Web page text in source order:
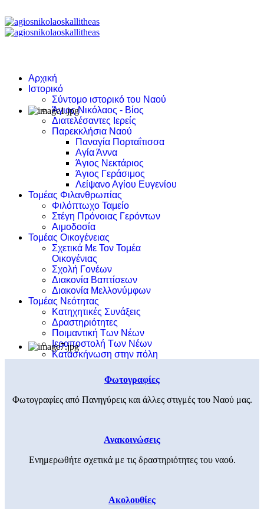
Αρχική
Ιστορικό
Σύντομο ιστορικό του Ναού
Άγιος Νικόλαος - Βίος
Διατελέσαντες Ιερείς
Παρεκκλήσια Ναού
Παναγία Πορταΐτισσα
Αγία Άννα
Άγιος Νεκτάριος
Άγιος Γεράσιμος
Λείψανο Αγίου Ευγενίου
Τομέας Φιλανθρωπίας
Φιλόπτωχο Ταμείο
Στέγη Πρόνοιας Γερόντων
Αιμοδοσία
Τομέας Οικογένειας
Σχετικά Με Τον Τομέα
Οικογένιας
Σχολή Γονέων
Διακονία Βαπτίσεων
Διακονία Μελλονύμφων
Τομέας Νεότητας
Κατηχητικές Συνάξεις
Δραστηριότητες
Ποιμαντική Των Νέων
Ιεραποστολή Των Νέων
Κατασκήνωση στην πόλη
Φωτογραφίες
Φωτογραφίες από Πανηγύρεις και άλλες στιγμές του Ναού μας.
Ανακοινώσεις
Ενημερωθήτε σχετικά με τις δραστηριότητες του ναού.
Ακολουθίες